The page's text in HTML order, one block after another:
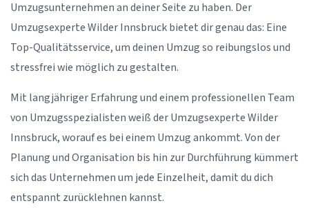
Umzugsunternehmen an deiner Seite zu haben. Der
Umzugsexperte Wilder Innsbruck bietet dir genau das: Eine
Top-Qualitätsservice, um deinen Umzug so reibungslos und
stressfrei wie möglich zu gestalten.
Mit langjähriger Erfahrung und einem professionellen Team
von Umzugsspezialisten weiß der Umzugsexperte Wilder
Innsbruck, worauf es bei einem Umzug ankommt. Von der
Planung und Organisation bis hin zur Durchführung kümmert
sich das Unternehmen um jede Einzelheit, damit du dich
entspannt zurücklehnen kannst.